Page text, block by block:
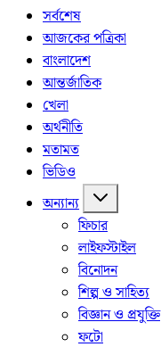
সর্বশেষ
আজকের পত্রিকা
বাংলাদেশ
আন্তর্জাতিক
খেলা
অর্থনীতি
মতামত
ভিডিও
অন্যান্য
ফিচার
লাইফস্টাইল
বিনোদন
শিল্প ও সাহিত্য
বিজ্ঞান ও প্রযুক্তি
ফটো